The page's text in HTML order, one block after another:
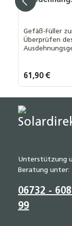
Gefäß-Füller
Überprüfen
einer
Regulärer Preis:
61,90 €
Unterstützung
Beratung unter:
06732 -
99